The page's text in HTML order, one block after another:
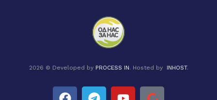
2026 © Developed by PROCESS IN. Hosted by INHOST.